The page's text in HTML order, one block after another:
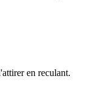
en reculant.